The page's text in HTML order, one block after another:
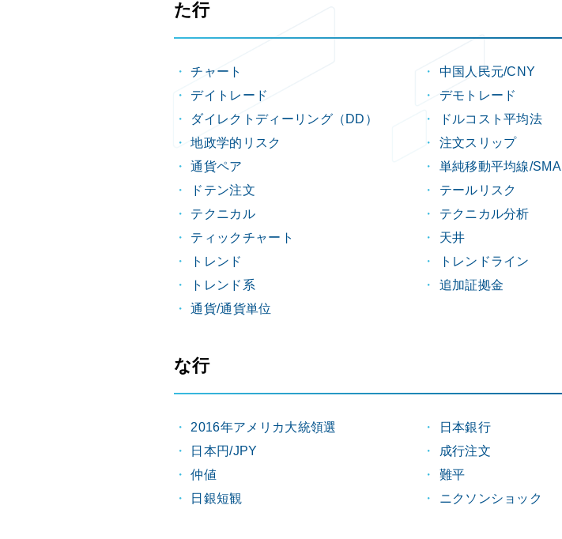
た行
チャート
中国人民元/CNY
デイトレード
デモトレード
ダイレクトディーリング（DD）
ドルコスト平均法
地政学的リスク
注文スリップ
通貨ペア
単純移動平均線/SMA
ドテン注文
テールリスク
テクニカル
テクニカル分析
ティックチャート
天井
トレンド
トレンドライン
トレンド系
追加証拠金
通貨/通貨単位
な行
2016年アメリカ大統領選
日本銀行
日本円/JPY
成行注文
仲値
難平
日銀短観
ニクソンショック